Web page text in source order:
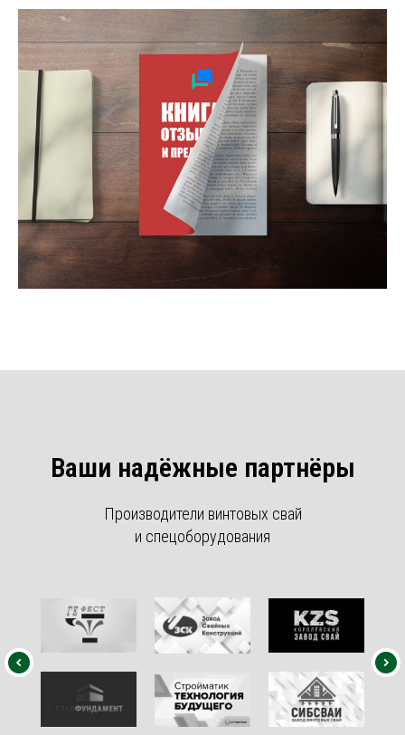
Ваши надёжные партнёры
Производители винтовых свай
и спецоборудования